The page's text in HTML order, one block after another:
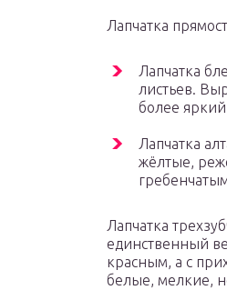
Лапчатка
Лапчатка
листьев.
более
Лапчатка
жёлтые,
Лапчатка
единственный
красным, а с
белые, мелкие,